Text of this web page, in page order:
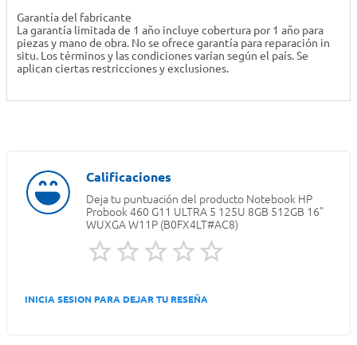
Garantía del fabricante
La garantía limitada de 1 año incluye cobertura por 1 año para
piezas y mano de obra. No se ofrece garantía para reparación in
situ. Los términos y las condiciones varían según el país. Se
aplican ciertas restricciones y exclusiones.
Deja tu puntuación del producto Notebook HP
Probook 460 G11 ULTRA 5 125U 8GB 512GB 16"
WUXGA W11P (B0FX4LT#AC8)
INICIA SESION PARA DEJAR TU RESEÑA